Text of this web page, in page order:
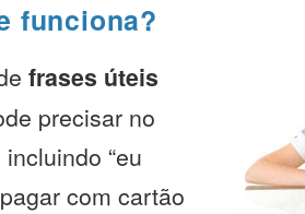
funciona?
frases úteis
precisar no
“eu
com cartão